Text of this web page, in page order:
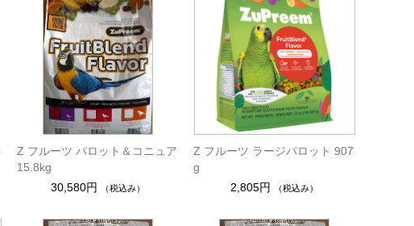
Z フルーツ パロット＆コニュア
15.8kg
30,580円
（税込み）
Z フルーツ ラージパロット 907
g
2,805円
（税込み）